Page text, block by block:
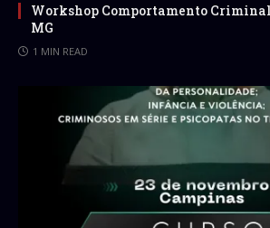
Workshop Comportamento
MG
1 MIN READ